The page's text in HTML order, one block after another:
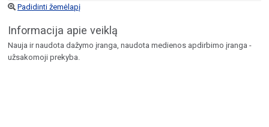
Padidinti žemėlapį
Informacija apie veiklą
Nauja ir naudota dažymo įranga, naudota medienos apdirbimo įranga -
užsakomoji prekyba.